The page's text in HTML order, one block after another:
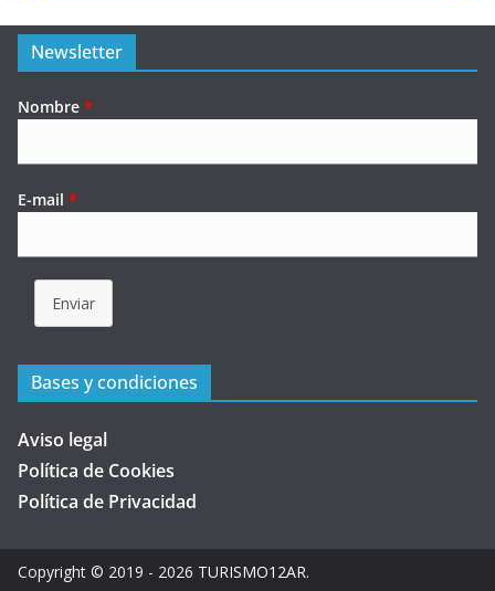
Newsletter
Nombre *
E-mail *
Enviar
Bases y condiciones
Aviso legal
Política de Cookies
Política de Privacidad
Copyright © 2019 - 2026 TURISMO12AR.